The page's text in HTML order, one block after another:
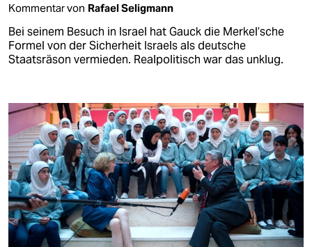
Kommentar von Rafael Seligmann
Bei seinem Besuch in Israel hat Gauck die Merkel’sche
Formel von der Sicherheit Israels als deutsche
Staatsräson vermieden. Realpolitisch war das unklug.